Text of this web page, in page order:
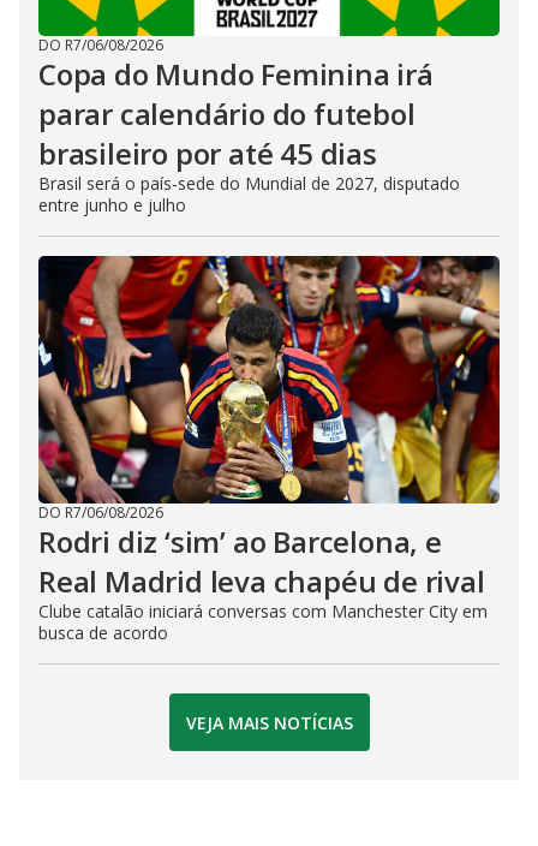
DO R7/06/08/2026
Copa do Mundo Feminina irá
parar calendário do futebol
brasileiro por até 45 dias
Brasil será o país-sede do Mundial de 2027, disputado
entre junho e julho
DO R7/06/08/2026
Rodri diz ‘sim’ ao Barcelona, e
Real Madrid leva chapéu de rival
Clube catalão iniciará conversas com Manchester City em
busca de acordo
VEJA MAIS NOTÍCIAS